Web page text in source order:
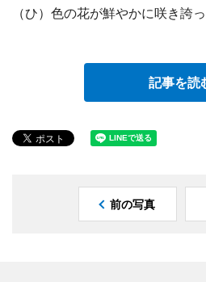
（ひ）色の花が鮮やかに咲き誇っ
記事を読
前の写真